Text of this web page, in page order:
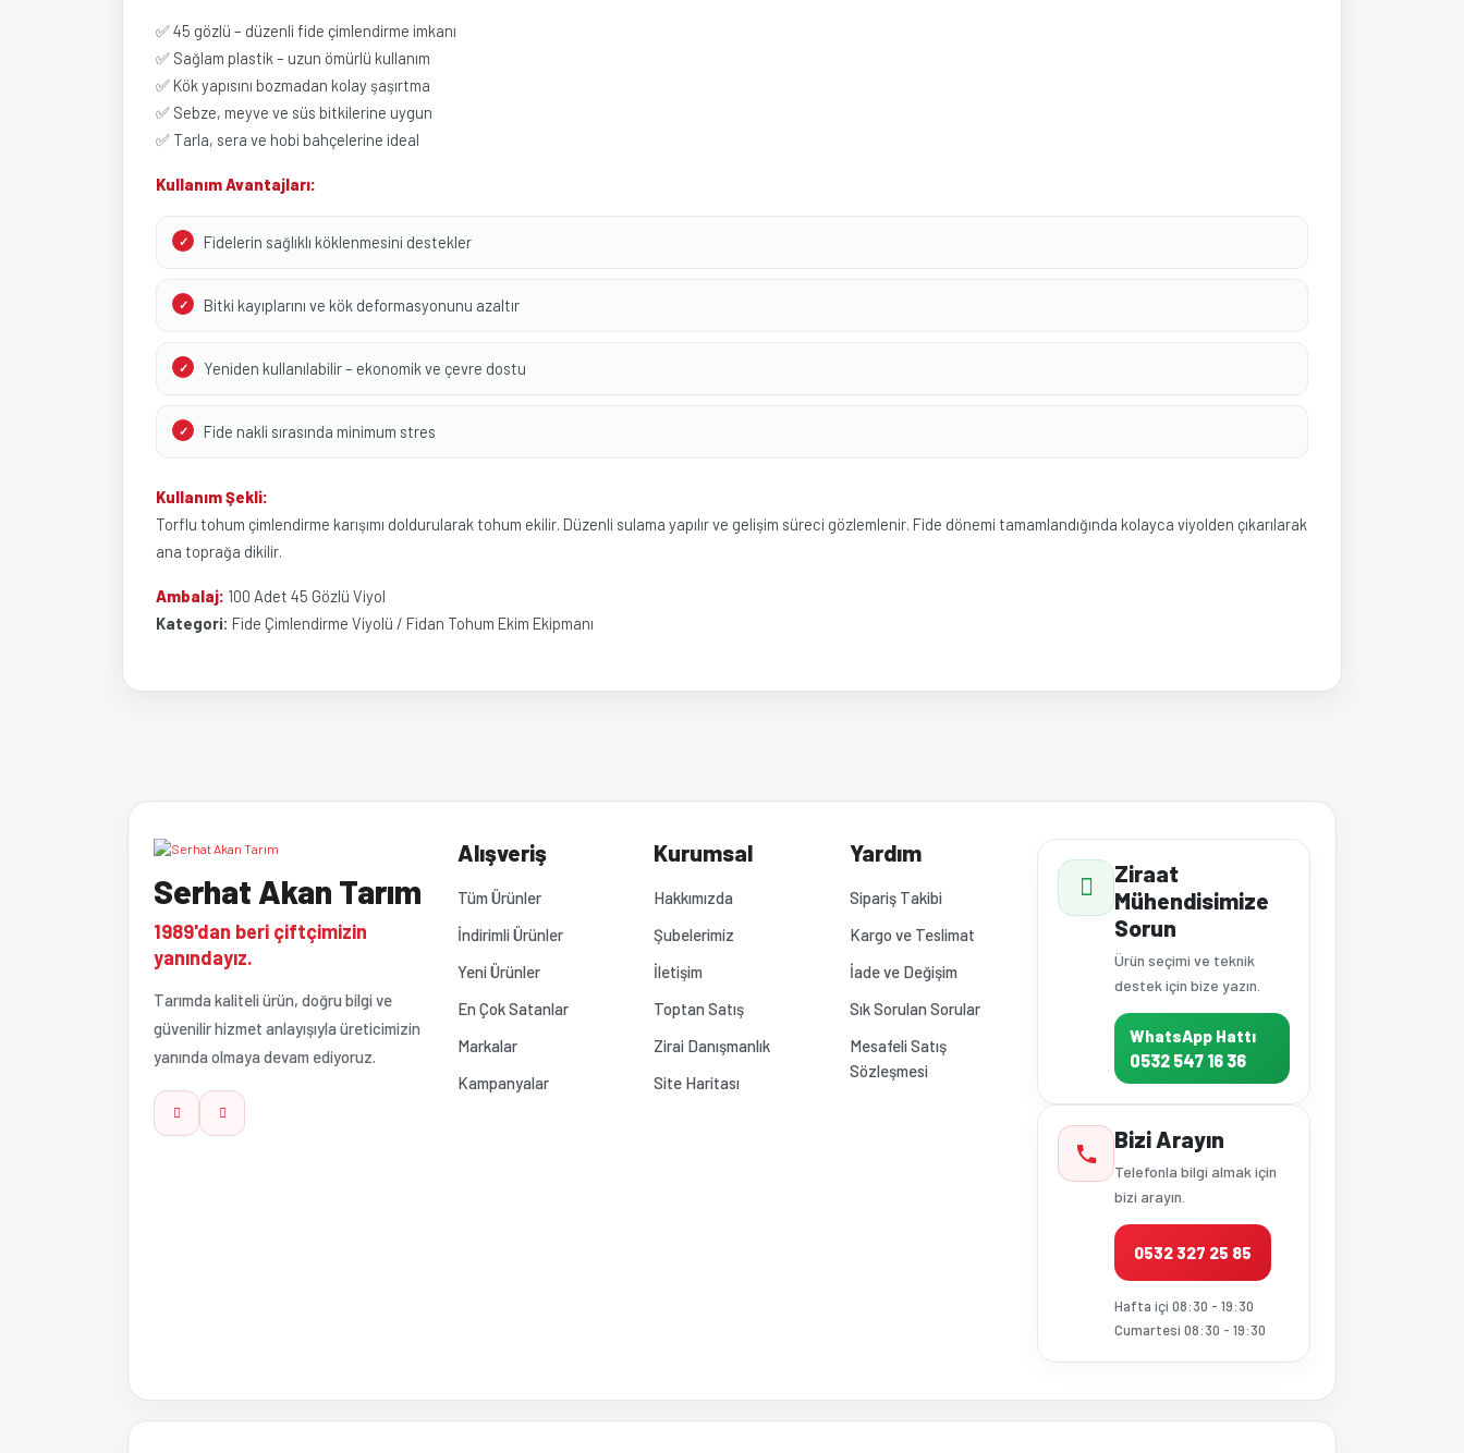
✅ 45 gözlü – düzenli fide çimlendirme imkanı
✅ Sağlam plastik – uzun ömürlü kullanım
✅ Kök yapısını bozmadan kolay şaşırtma
✅ Sebze, meyve ve süs bitkilerine uygun
✅ Tarla, sera ve hobi bahçelerine ideal
Kullanım Avantajları:
Fidelerin sağlıklı köklenmesini destekler
Bitki kayıplarını ve kök deformasyonunu azaltır
Yeniden kullanılabilir – ekonomik ve çevre dostu
Fide nakli sırasında minimum stres
Kullanım Şekli:
Torflu tohum çimlendirme karışımı doldurularak tohum ekilir. Düzenli sulama yapılır ve gelişim süreci gözlemlenir. Fide dönemi tamamlandığında kolayca viyolden çıkarılarak
ana toprağa dikilir.
Ambalaj: 100 Adet 45 Gözlü Viyol
Kategori: Fide Çimlendirme Viyolü / Fidan Tohum Ekim Ekipmanı
Ürün açıklamasında eksik bilgiler bulunuyor.
Ürün bilgilerinde hatalar bulunuyor.
Ürün fiyatı diğer sitelerden daha pahalı.
Bu ürüne benzer farklı alternatifler olmalı.
Serhat Akan Tarım
1989'dan beri çiftçimizin
yanındayız.
Tarımda kaliteli ürün, doğru bilgi ve
güvenilir hizmet anlayışıyla üreticimizin
yanında olmaya devam ediyoruz.
Alışveriş
Tüm Ürünler
İndirimli Ürünler
Yeni Ürünler
En Çok Satanlar
Markalar
Kampanyalar
Kurumsal
Hakkımızda
Şubelerimiz
İletişim
Toptan Satış
Zirai Danışmanlık
Site Haritası
Yardım
Sipariş Takibi
Kargo ve Teslimat
İade ve Değişim
Sık Sorulan Sorular
Mesafeli Satış
Sözleşmesi
Ziraat
Mühendisimize
Sorun
Ürün seçimi ve teknik
destek için bize yazın.
WhatsApp Hattı
0532 547 16 36
Bizi Arayın
Telefonla bilgi almak için
bizi arayın.
0532 327 25 85
Hafta içi 08:30 - 19:30
Cumartesi 08:30 - 19:30